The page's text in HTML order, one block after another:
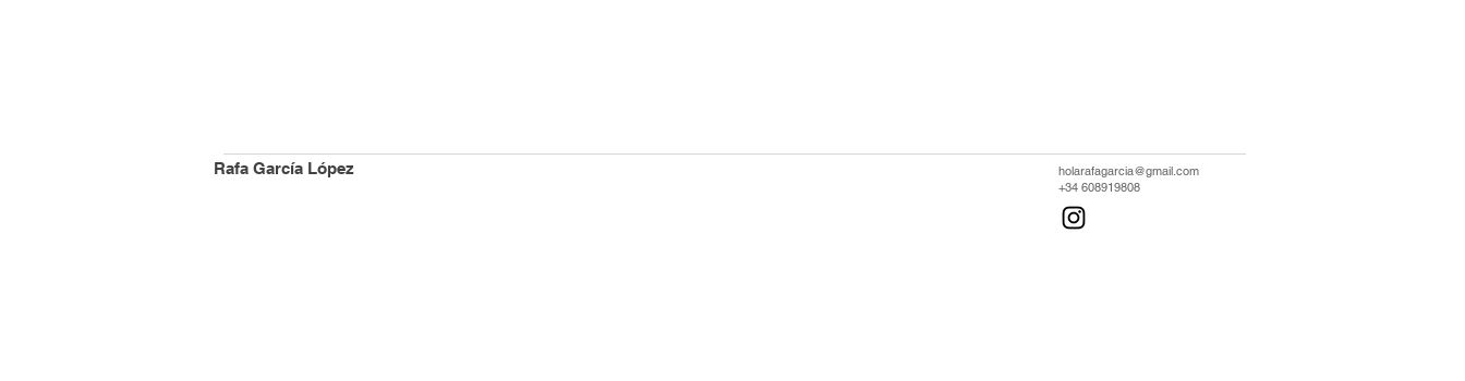
Rafa García López
holarafagarcia@gmail.com
+34 608919808